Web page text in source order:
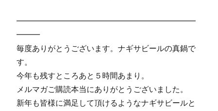
━━━━━━━━━━━━━━━━━━━━━━━
━━━
毎度ありがとうございます。ナギサビールの真鍋で
す。
今年も残すところあと５時間あまり。
メルマガご購読本当にありがとうございました。
新年も皆様に満足して頂けるようなナギサビールと